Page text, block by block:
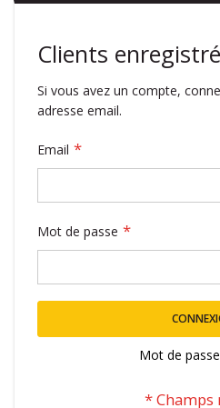
Clients
Si vous avez un compte,
adresse email.
Email
Mot de passe
Mot de